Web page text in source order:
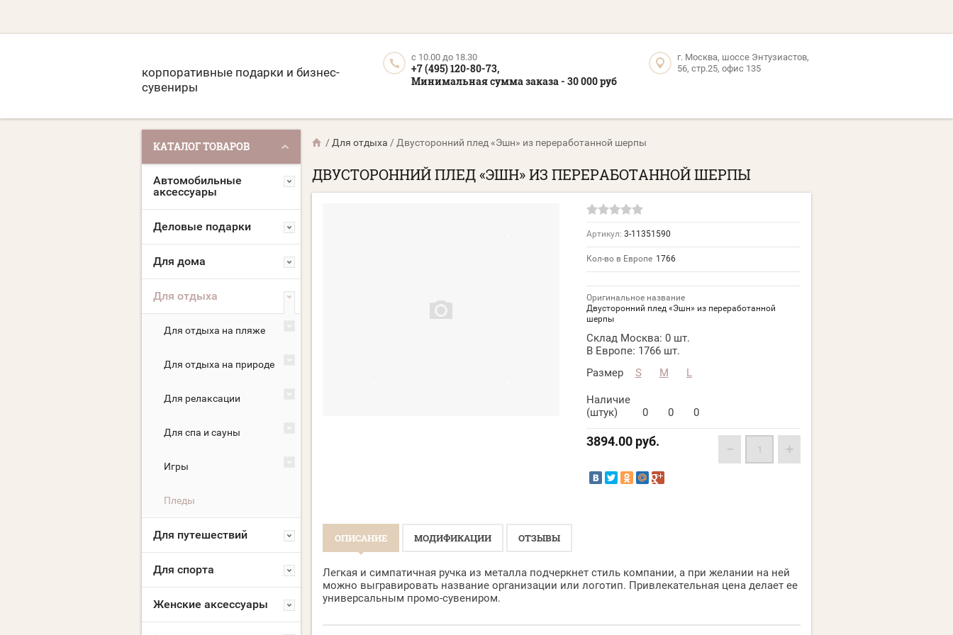
корпоративные подарки и бизнес-
сувениры
c 10.00 до 18.30
+7 (495) 120-80-73,
Минимальная сумма заказа - 30 000 руб
г. Москва, шоссе Энтузиастов,
56, стр.25, офис 135
КАТАЛОГ ТОВАРОВ
Автомобильные
аксессуары
Деловые подарки
Для дома
Для отдыха
Для отдыха на пляже
Для отдыха на природе
Для релаксации
Для спа и сауны
Игры
Пледы
Для путешествий
Для спорта
Женские аксессуары
/ Для отдыха / Двусторонний плед «Эшн» из переработанной шерпы
ДВУСТОРОННИЙ ПЛЕД «ЭШН» ИЗ ПЕРЕРАБОТАННОЙ ШЕРПЫ
Артикул: 3-11351590
Кол-во в Европе 1766
Оригинальное название
Двусторонний плед «Эшн» из переработанной
шерпы
Склад Москва: 0 шт.
В Европе: 1766 шт.
Размер
S M L
Наличие
(штук)
0 0 0
3894.00 руб. − +
ОПИСАНИЕ МОДИФИКАЦИИ ОТЗЫВЫ
Легкая и симпатичная ручка из металла подчеркнет стиль компании, а при желании на ней
можно выгравировать название организации или логотип. Привлекательная цена делает ее
универсальным промо-сувениром.